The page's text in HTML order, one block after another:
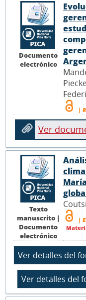
Documento
electrónico
|
Ver
Texto
manuscrito |
Documento
electrónico
|